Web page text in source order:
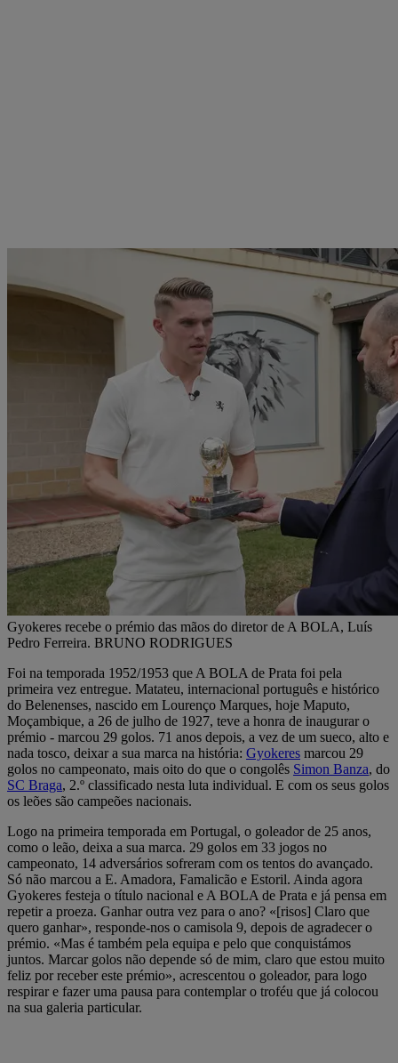
Gyokeres recebe o prémio das mãos do diretor de A BOLA, Luís
Pedro Ferreira. BRUNO RODRIGUES
Foi na temporada 1952/1953 que A BOLA de Prata foi pela
primeira vez entregue. Matateu, internacional português e histórico
do Belenenses, nascido em Lourenço Marques, hoje Maputo,
Moçambique, a 26 de julho de 1927, teve a honra de inaugurar o
prémio - marcou 29 golos. 71 anos depois, a vez de um sueco, alto e
nada tosco, deixar a sua marca na história: Gyokeres marcou 29
golos no campeonato, mais oito do que o congolês Simon Banza, do
SC Braga, 2.º classificado nesta luta individual. E com os seus golos
os leões são campeões nacionais.
Logo na primeira temporada em Portugal, o goleador de 25 anos,
como o leão, deixa a sua marca. 29 golos em 33 jogos no
campeonato, 14 adversários sofreram com os tentos do avançado.
Só não marcou a E. Amadora, Famalicão e Estoril. Ainda agora
Gyokeres festeja o título nacional e A BOLA de Prata e já pensa em
repetir a proeza. Ganhar outra vez para o ano? «[risos] Claro que
quero ganhar», responde-nos o camisola 9, depois de agradecer o
prémio. «Mas é também pela equipa e pelo que conquistámos
juntos. Marcar golos não depende só de mim, claro que estou muito
feliz por receber este prémio», acrescentou o goleador, para logo
respirar e fazer uma pausa para contemplar o troféu que já colocou
na sua galeria particular.